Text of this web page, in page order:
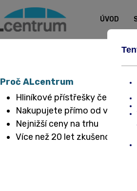
ÚVOD
Proč ALcentrum
Hliníkové přístřešky české
Nakupujete přímo od výrobce
Nejnižší ceny na trhu
Více než 20 let zkušeností